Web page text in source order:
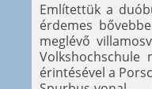
Említettük a
érdemes
meglévő
Volkshochschule
érintésével a